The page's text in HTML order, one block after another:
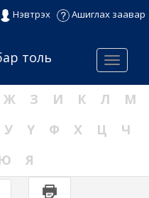
Нэвтрэх Ашиглах заавар
Menu
толь
Ж З И К Л
М
У Ү Ф Х Ц
Ч
Я